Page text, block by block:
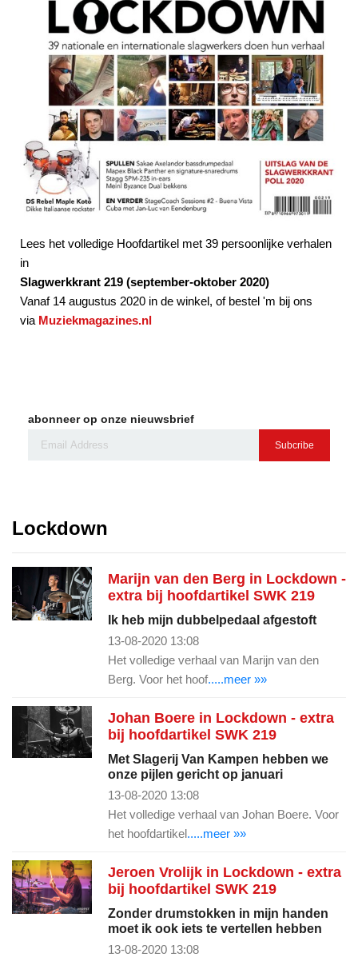
Lees het volledige Hoofdartikel met 39 persoonlijke verhalen
in
Slagwerkkrant 219 (september-oktober 2020)
Vanaf 14 augustus 2020 in de winkel, of bestel 'm bij ons
via Muziekmagazines.nl
abonneer op onze nieuwsbrief
Subcribe
Lockdown
Marijn van den Berg in Lockdown -
extra bij hoofdartikel SWK 219
Ik heb mijn dubbelpedaal afgestoft
13-08-2020 13:08
Het volledige verhaal van Marijn van den
Berg. Voor het hoof.....meer »»
Johan Boere in Lockdown - extra
bij hoofdartikel SWK 219
Met Slagerij Van Kampen hebben we
onze pijlen gericht op januari
13-08-2020 13:08
Het volledige verhaal van Johan Boere. Voor
het hoofdartikel.....meer »»
Jeroen Vrolijk in Lockdown - extra
bij hoofdartikel SWK 219
Zonder drumstokken in mijn handen
moet ik ook iets te vertellen hebben
13-08-2020 13:08